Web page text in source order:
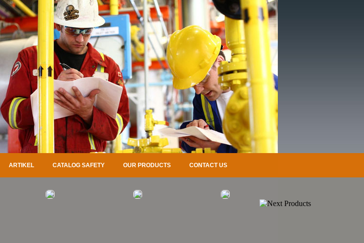
ARTIKEL CATALOG SAFETY OUR PRODUCTS CONTACT US